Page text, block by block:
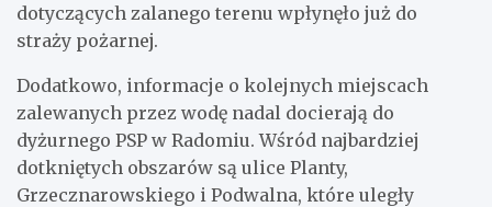
dotyczących zalanego terenu wpłynęło już do
straży pożarnej.
Dodatkowo, informacje o kolejnych miejscach
zalewanych przez wodę nadal docierają do
dyżurnego PSP w Radomiu. Wśród najbardziej
dotkniętych obszarów są ulice Planty,
Grzecznarowskiego i Podwalna, które uległy